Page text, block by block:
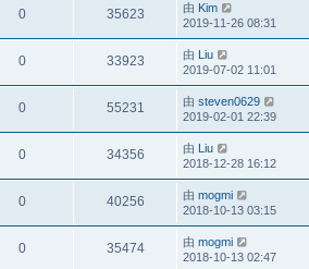
0 35623 由 Kim
2019-11-26 08:31
0 33923 由 Liu
2019-07-02 11:01
0 55231 由 steven0629
2019-02-01 22:39
0 34356 由 Liu
2018-12-28 16:12
0 40256 由 mogmi
2018-10-13 03:15
0 35474 由 mogmi
2018-10-13 02:47